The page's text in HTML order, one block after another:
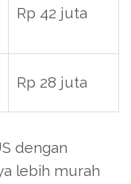
Rp 42 juta
Rp 28 juta
dengan
lebih murah